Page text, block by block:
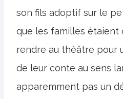
son fils adoptif sur le
que les familles étaient
rendre au théâtre pour
de leur conte au sens
apparemment pas un